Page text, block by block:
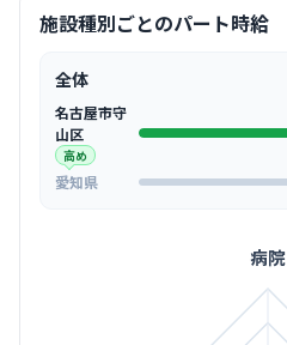
施設種別ごとのパート時給
全体
名古屋市守
山区
高め
愛知県
病院